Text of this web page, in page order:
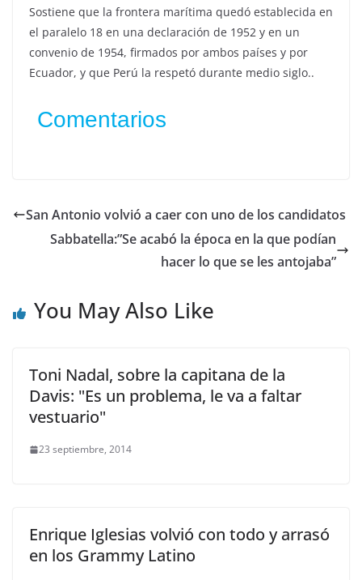
Sostiene que la frontera marítima quedó establecida en
el paralelo 18 en una declaración de 1952 y en un
convenio de 1954, firmados por ambos países y por
Ecuador, y que Perú la respetó durante medio siglo..
Comentarios
San Antonio volvió a caer con uno de los candidatos
Sabbatella:”Se acabó la época en la que podían
hacer lo que se les antojaba”
You May Also Like
Toni Nadal, sobre la capitana de la
Davis: "Es un problema, le va a faltar
vestuario"
23 septiembre, 2014
Enrique Iglesias volvió con todo y arrasó
en los Grammy Latino